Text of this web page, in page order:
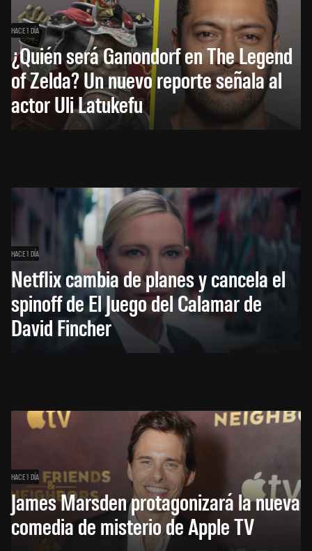
HACE 1 DÍA
¿Quién será Ganondorf en The Legend
of Zelda? Un nuevo reporte señala al
actor Uli Latukefu
HACE 1 DÍA
Netflix cambia de planes y cancela el
spinoff de El Juego del Calamar de
David Fincher
HACE 1 DÍA
James Marsden protagonizará la nueva
comedia de misterio de Apple TV